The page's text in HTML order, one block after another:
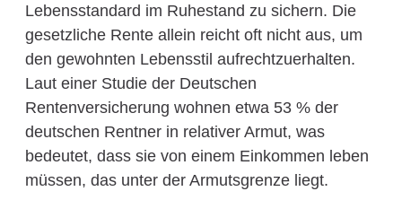
Lebensstandard im Ruhestand zu sichern. Die
gesetzliche Rente allein reicht oft nicht aus, um
den gewohnten Lebensstil aufrechtzuerhalten.
Laut einer Studie der Deutschen
Rentenversicherung wohnen etwa 53 % der
deutschen Rentner in relativer Armut, was
bedeutet, dass sie von einem Einkommen leben
müssen, das unter der Armutsgrenze liegt.